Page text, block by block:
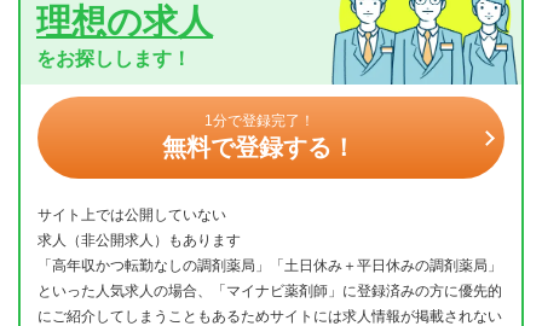
理想の求人
をお探しします！
1分で登録完了！
無料で登録する！
サイト上では公開していない
求人（非公開求人）もあります
「高年収かつ転勤なしの調剤薬局」「土日休み＋平日休みの調剤薬局」
といった人気求人の場合、「マイナビ薬剤師」に登録済みの方に優先的
にご紹介してしまうこともあるためサイトには求人情報が掲載されない